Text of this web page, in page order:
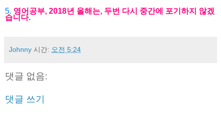
5. 영어공부, 2018년 올해는, 두번 다시 중간에 포기하지 않겠
습니다.
Johnny 시간: 오전 5:24
댓글 없음:
댓글 쓰기